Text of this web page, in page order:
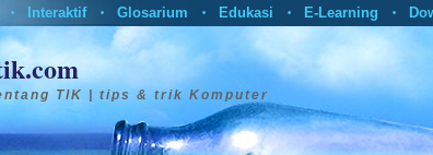
• Interaktif • Glosarium • Edukasi • E-Learning •
TIK | tips & trik Komputer